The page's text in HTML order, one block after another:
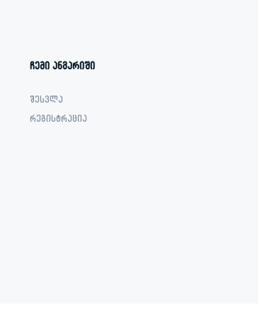
ჩემი ანგარიში
შესვლა
რეგისტრაცია